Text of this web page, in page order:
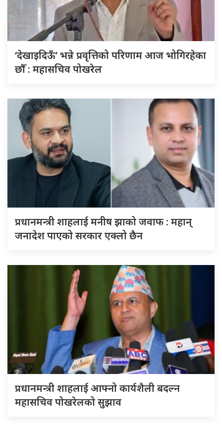
‘देखाइदिऊँ’ भन्ने प्रवृत्तिको परिणाम आज भोगिरहेका
छौँ : महासचिव पोखरेल
प्रधानमन्त्री शाहलाई मनीष झाको जवाफ : महान्
जनादेश पाएको सरकार एक्लो छैन
प्रधानमन्त्री शाहलाई आफ्नो कार्यशैली बदल्न
महासचिव पोखरेलको सुझाव